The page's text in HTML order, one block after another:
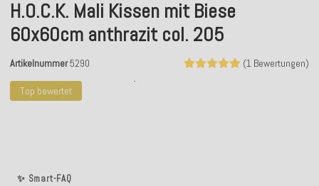
Top bewertet
✨ Smart-FAQ
H.O.C.K. Mali Kissen mit Biese
60x60cm anthrazit col. 205
(1 Bewertungen)
Artikelnummer5290